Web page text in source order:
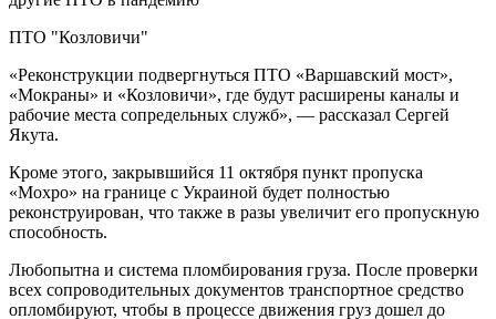
ПТО "Козловичи"
«Реконструкции подвергнуться ПТО «Варшавский мост»,
«Мокраны» и «Козловичи», где будут расширены каналы и
рабочие места сопредельных служб», — рассказал Сергей
Якута.
Кроме этого, закрывшийся 11 октября пункт пропуска
«Мохро» на границе с Украиной будет полностью
реконструирован, что также в разы увеличит его пропускную
способность.
Любопытна и система пломбирования груза. После проверки
всех сопроводительных документов транспортное средство
опломбируют, чтобы в процессе движения груз дошел до